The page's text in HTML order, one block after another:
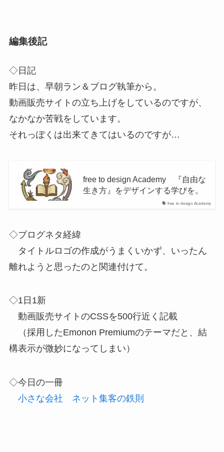
編集後記
◇日記
昨日は、早朝ラン＆ブログ執筆から。
動画販売サイトの立ち上げをしているのですが、
なかなか苦戦をしています。
それっぽくは出来てきてはいるのですが…
free to design Academy
free to design Academy 『自由な
生き方』をデザインする学びを。
◇ブログネタ経緯
タイトルロゴの作成がうまくいかず、いったん
離れようと思ったのと関連付けて。
◇1日1新
動画販売サイトのCSSを500行近く記載
（採用したEmonon Premiumのテーマだと、結
構表示が微妙になってしまい）
◇今日の一冊
小さな会社 ネット集客の鉄則